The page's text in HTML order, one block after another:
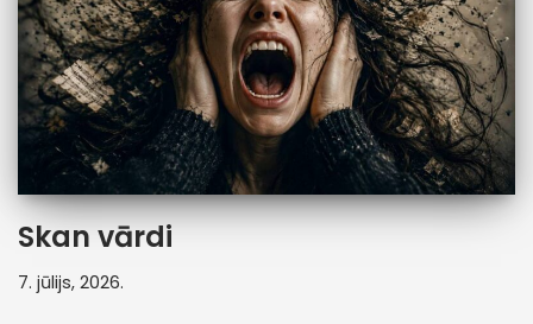
Skan vārdi
7. jūlijs, 2026.